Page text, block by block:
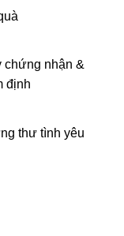
chứng nhận &
định
thư tình yêu